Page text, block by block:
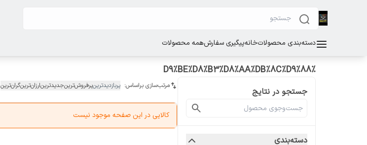
دسته‌بندی محصولاتخانهپیگیری سفارشهمه محصولات
%D9%BE%D8%B3%D8%AA%DB%8C%D9%88
جستجو در نتایج
دسته‌بندی
مرتب‌سازی براساس: پربازدیدترینپرفروش‌ترینجدیدترینارزان‌ترینگران‌ترین
کالایی در این صفحه موجود نیست